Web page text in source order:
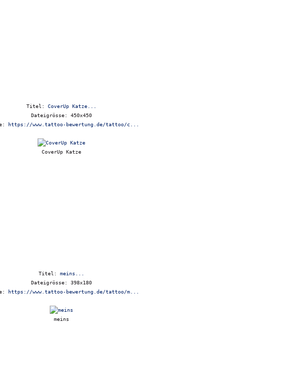
Titel: CoverUp Katze...
Dateigrösse: 450x450
https://www.tattoo-bewertung.de/tattoo/c...
CoverUp Katze
Titel: meins...
Dateigrösse: 398x180
https://www.tattoo-bewertung.de/tattoo/m...
meins